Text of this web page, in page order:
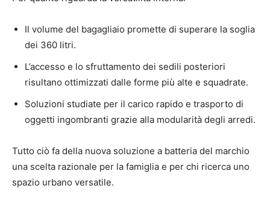
Il volume del bagagliaio promette di superare la soglia
dei 360 litri.
L’accesso e lo sfruttamento dei sedili posteriori
risultano ottimizzati dalle forme più alte e squadrate.
Soluzioni studiate per il carico rapido e trasporto di
oggetti ingombranti grazie alla modularità degli arredi.
Tutto ciò fa della nuova soluzione a batteria del marchio
una scelta razionale per la famiglia e per chi ricerca uno
spazio urbano versatile.